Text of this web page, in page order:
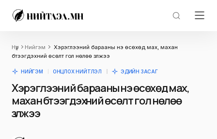
Нүүр Нийгэм
Хэрэглээний барааны үнэ өсөхөд мах, махан
бүтээгдэхүүний өсөлт гол нөлөө үзүүлжээ
НИЙГЭМ ОНЦЛОХ НИЙТЛЭЛ ЭДИЙН ЗАСАГ
Хэрэглээний барааны үнэ өсөхөд мах,
махан бүтээгдэхүүний өсөлт гол нөлөө
үзүүлжээ